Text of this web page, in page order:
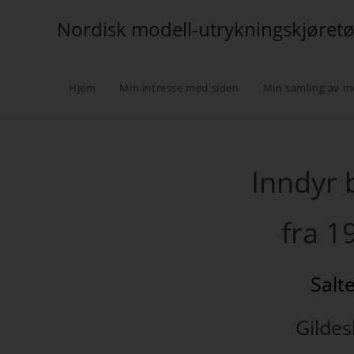
Nordisk modell-
Hjem Min intresse med siden Min samling av
Inndyr
fra